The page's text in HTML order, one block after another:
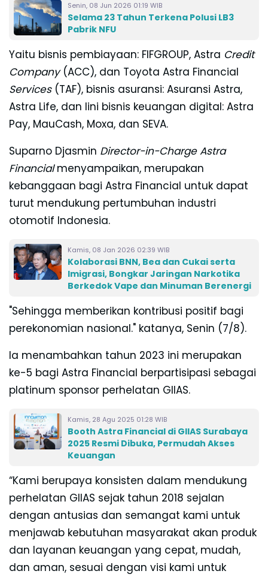
Senin, 08 Jun 2026 01:19 WIB
Selama 23 Tahun Terkena Polusi LB3
Pabrik NFU
Yaitu bisnis pembiayaan: FIFGROUP, Astra Credit
Company(ACC), dan Toyota Astra Financial
Services(TAF), bisnis asuransi: Asuransi Astra,
Astra Life, dan lini bisnis keuangan digital: Astra
Pay, MauCash, Moxa, dan SEVA.
Suparno Djasmin Director-in-Charge Astra
Financialmenyampaikan, merupakan
kebanggaan bagi Astra Financial untuk dapat
turut mendukung pertumbuhan industri
otomotif Indonesia.
Kamis, 08 Jan 2026 02:39 WIB
Kolaborasi BNN, Bea dan Cukai serta
Imigrasi, Bongkar Jaringan Narkotika
Berkedok Vape dan Minuman Berenergi
"Sehingga memberikan kontribusi positif bagi
perekonomian nasional." katanya, Senin (7/8).
Ia menambahkan tahun 2023 ini merupakan
ke-5 bagi Astra Financial berpartisipasi sebagai
platinum sponsor perhelatan GIIAS.
Kamis, 28 Agu 2025 01:28 WIB
Booth Astra Financial di GIIAS Surabaya
2025 Resmi Dibuka, Permudah Akses
Keuangan
“Kami berupaya konsisten dalam mendukung
perhelatan GIIAS sejak tahun 2018 sejalan
dengan antusias dan semangat kami untuk
menjawab kebutuhan masyarakat akan produk
dan layanan keuangan yang cepat, mudah,
dan aman, sesuai dengan visi kami untuk